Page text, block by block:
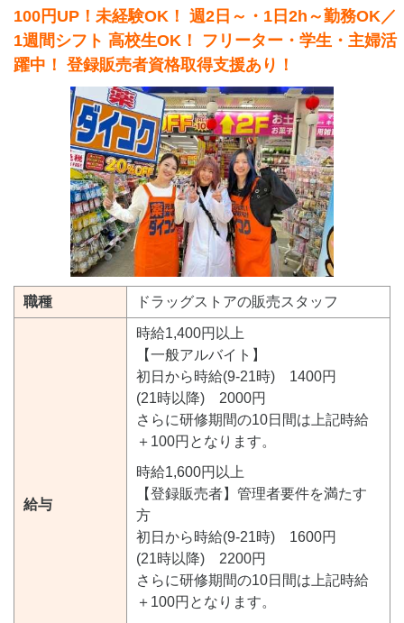
100円UP！未経験OK！ 週2日～・1日2h～勤務OK／
1週間シフト 高校生OK！ フリーター・学生・主婦活
躍中！ 登録販売者資格取得支援あり！
職種 ドラッグストアの販売スタッフ
給与
時給1,400円以上
【一般アルバイト】
初日から時給(9-21時) 1400円
(21時以降) 2000円
さらに研修期間の10日間は上記時給
＋100円となります。
時給1,600円以上
【登録販売者】管理者要件を満たす
方
初日から時給(9-21時) 1600円
(21時以降) 2200円
さらに研修期間の10日間は上記時給
＋100円となります。